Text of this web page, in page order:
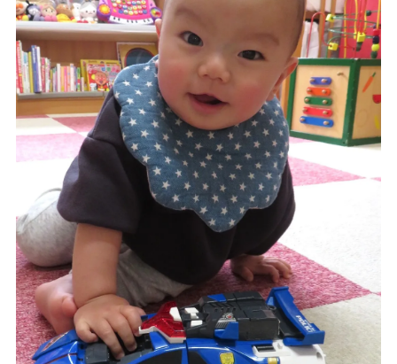
在園児用各種届出書類